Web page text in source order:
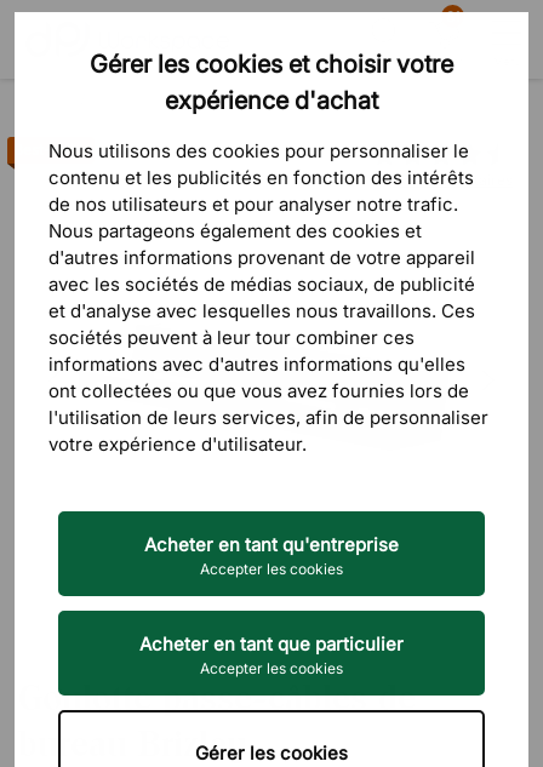
Gérer les cookies et choisir votre
expérience d'achat
Nous utilisons des cookies pour personnaliser le
contenu et les publicités en fonction des intérêts
de nos utilisateurs et pour analyser notre trafic.
Nous partageons également des cookies et
d'autres informations provenant de votre appareil
avec les sociétés de médias sociaux, de publicité
et d'analyse avec lesquelles nous travaillons. Ces
sociétés peuvent à leur tour combiner ces
informations avec d'autres informations qu'elles
ont collectées ou que vous avez fournies lors de
l'utilisation de leurs services, afin de personnaliser
votre expérience d'utilisateur.
Acheter en tant qu'entreprise
Accepter les cookies
Acheter en tant que particulier
Accepter les cookies
Gérer les cookies
Recherche
81
Panier
Bureaux & tables Accessoires Accessoires pour bureaux
27 commentaires
Best-seller
Goulotte passe-câbles de
bureau Brizley